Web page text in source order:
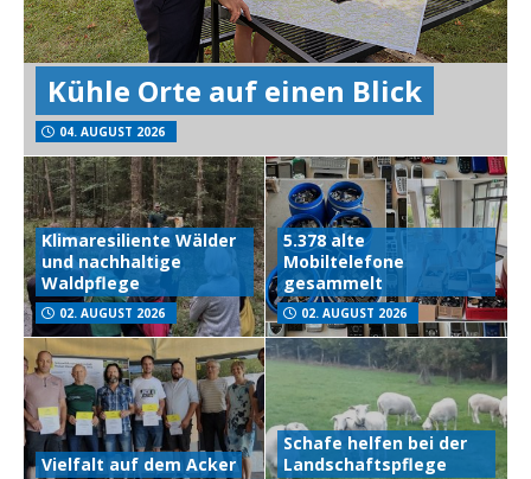
Kühle Orte auf einen Blick
04. AUGUST 2026
Klimaresiliente Wälder
und nachhaltige
Waldpflege
02. AUGUST 2026
5.378 alte
Mobiltelefone
gesammelt
02. AUGUST 2026
Vielfalt auf dem Acker
Schafe helfen bei der
Landschaftspflege